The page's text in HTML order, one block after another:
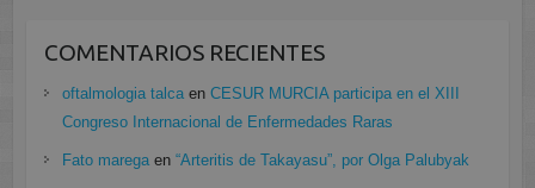
COMENTARIOS RECIENTES
oftalmologia talcaen CESUR MURCIA participa en el XIII
Congreso Internacional de Enfermedades Raras
Fato maregaen “Arteritis de Takayasu”, por Olga Palubyak